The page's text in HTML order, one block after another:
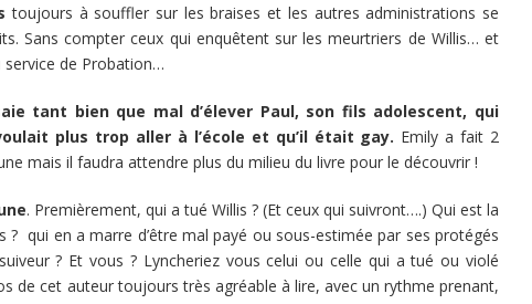
toujours à souffler sur les braises et les autres administrations se
Sans compter ceux qui enquêtent sur les meurtriers de Willis… et
service de Probation…
tant bien que mal d’élever Paul, son fils adolescent, qui
plus trop aller à l’école et qu’il était gay. Emily a fait 2
mais il faudra attendre plus du milieu du livre pour le découvrir !
. Premièrement, qui a tué Willis ? (Et ceux qui suivront….) Qui est la
? qui en a marre d’être mal payé ou sous-estimée par ses protégés
? Et vous ? Lyncheriez vous celui ou celle qui a tué ou violé
de cet auteur toujours très agréable à lire, avec un rythme prenant,